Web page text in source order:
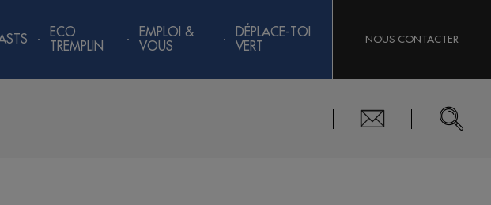
ECO
TREMPLIN
EMPLOI &
VOUS
DÉPLACE-TOI
VERT
NOUS CONTACTER